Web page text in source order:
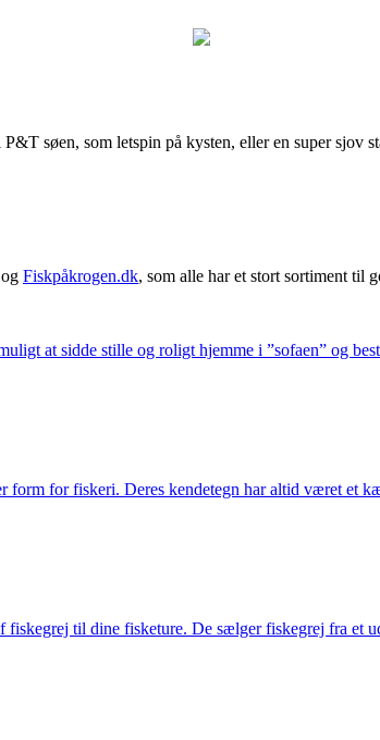
søen, som letspin på kysten, eller en super
og Fiskpåkrogen.dk, som alle har et stort sortiment til
at sidde stille og roligt hjemme i ”sofaen” og
for fiskeri. Deres kendetegn har altid været et
fiskegrej til dine fisketure. De sælger fiskegrej fra